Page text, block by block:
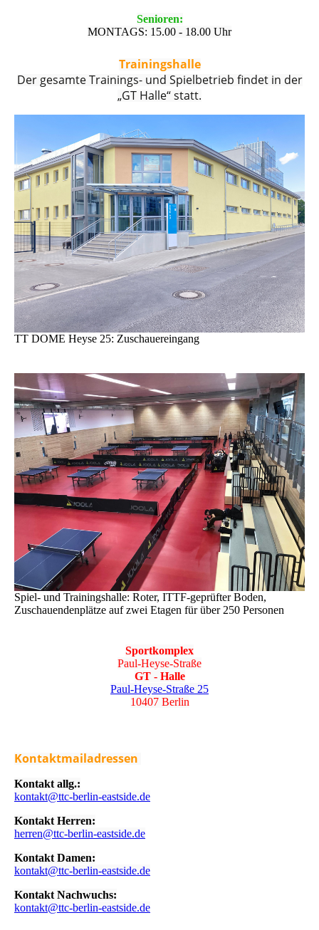
Senioren:
MONTAGS: 15.00 - 18.00 Uhr
Trainingshalle
Der gesamte Trainings- und Spielbetrieb findet in der
„GT Halle“ statt.
TT DOME Heyse 25: Zuschauereingang
Spiel- und Trainingshalle: Roter, ITTF-geprüfter Boden,
Zuschauendenplätze auf zwei Etagen für über 250 Personen
Sportkomplex
Paul-Heyse-Straße
GT - Halle
Paul-Heyse-Straße 25
10407 Berlin
Kontaktmailadressen
Kontakt allg.:
kontakt@ttc-berlin-eastside.de
Kontakt Herren:
herren@ttc-berlin-eastside.de
Kontakt Damen:
kontakt@ttc-berlin-eastside.de
Kontakt Nachwuchs:
kontakt@ttc-berlin-eastside.de